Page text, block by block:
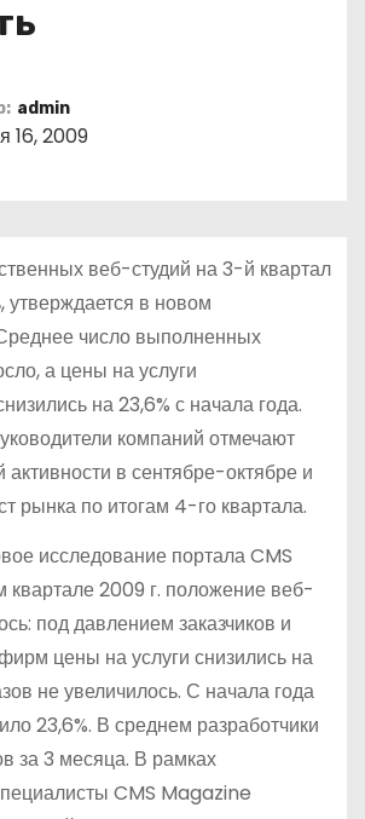
admin
16, 2009
веб-студий на 3-й квартал
утверждается в новом
число выполненных
а цены на услуги
на 23,6% с начала года.
компаний отмечают
в сентябре-октябре и
рынка по итогам 4-го квартала.
исследование портала CMS
2009 г. положение веб-
под давлением заказчиков и
цены на услуги снизились на
не увеличилось. С начала года
23,6%. В среднем разработчики
за 3 месяца. В рамках
CMS Magazine